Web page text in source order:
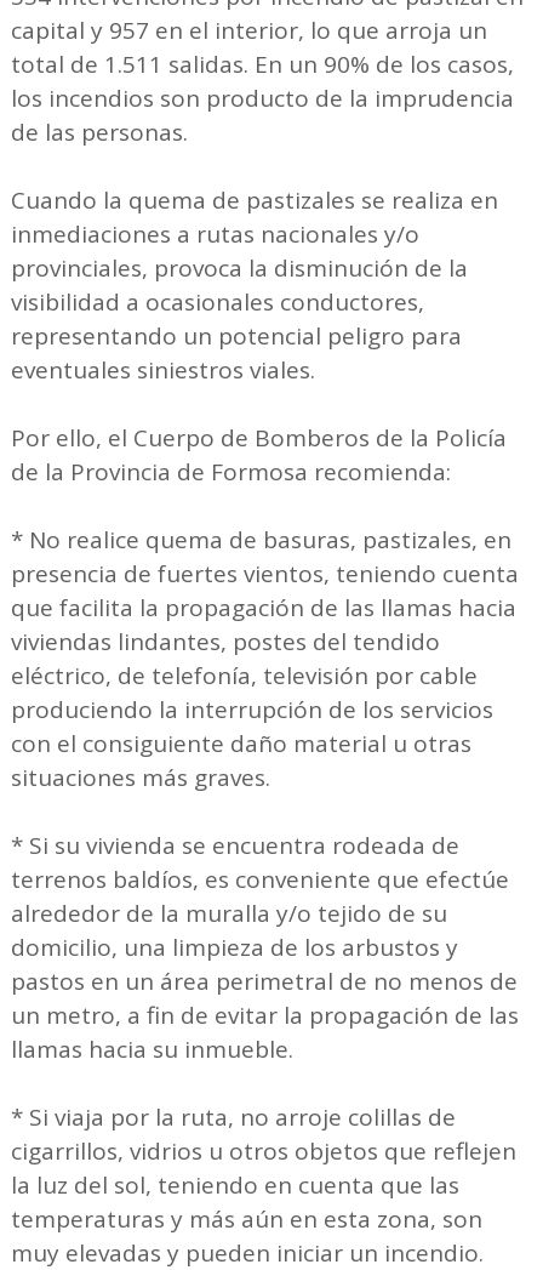
capital y 957 en el interior, lo que arroja un
total de 1.511 salidas. En un 90% de los casos,
los incendios son producto de la imprudencia
de las personas.
Cuando la quema de pastizales se realiza en
inmediaciones a rutas nacionales y/o
provinciales, provoca la disminución de la
visibilidad a ocasionales conductores,
representando un potencial peligro para
eventuales siniestros viales.
Por ello, el Cuerpo de Bomberos de la Policía
de la Provincia de Formosa recomienda:
* No realice quema de basuras, pastizales, en
presencia de fuertes vientos, teniendo cuenta
que facilita la propagación de las llamas hacia
viviendas lindantes, postes del tendido
eléctrico, de telefonía, televisión por cable
produciendo la interrupción de los servicios
con el consiguiente daño material u otras
situaciones más graves.
* Si su vivienda se encuentra rodeada de
terrenos baldíos, es conveniente que efectúe
alrededor de la muralla y/o tejido de su
domicilio, una limpieza de los arbustos y
pastos en un área perimetral de no menos de
un metro, a fin de evitar la propagación de las
llamas hacia su inmueble.
* Si viaja por la ruta, no arroje colillas de
cigarrillos, vidrios u otros objetos que reflejen
la luz del sol, teniendo en cuenta que las
temperaturas y más aún en esta zona, son
muy elevadas y pueden iniciar un incendio.